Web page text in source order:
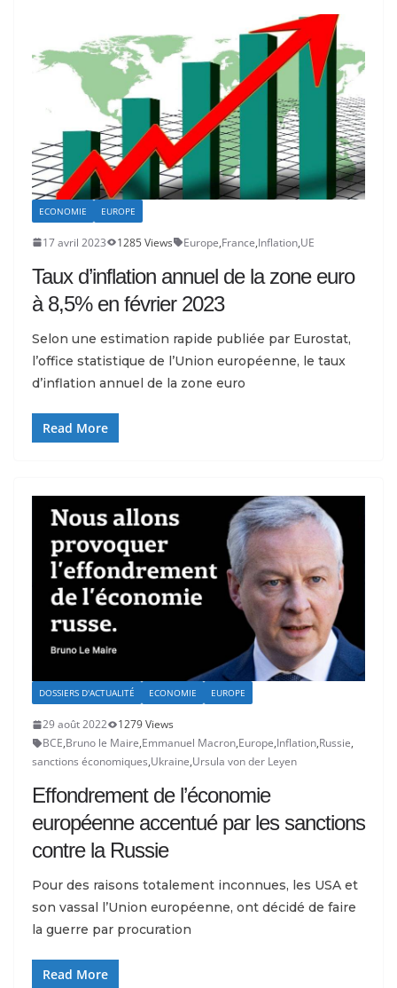
ECONOMIE EUROPE
17 avril 2023 1285 Views Europe,France,Inflation,UE
Taux d’inflation annuel de la zone euro
à 8,5% en février 2023
Selon une estimation rapide publiée par Eurostat,
l’office statistique de l’Union européenne, le taux
d’inflation annuel de la zone euro
Read More
DOSSIERS D'ACTUALITÉ ECONOMIE EUROPE
29 août 2022
1279 Views
BCE,Bruno le Maire,Emmanuel Macron,Europe,Inflation,Russie,
sanctions économiques,Ukraine,Ursula von der Leyen
Effondrement de l’économie
européenne accentué par les sanctions
contre la Russie
Pour des raisons totalement inconnues, les USA et
son vassal l’Union européenne, ont décidé de faire
la guerre par procuration
Read More